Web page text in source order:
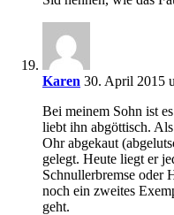
Karen 30. April 2015
Bei meinem Sohn ist
liebt ihn abgöttisch.
Ohr abgekaut
gelegt. Heute liegt er
Schnullerbremse oder
noch ein zweites
geht.